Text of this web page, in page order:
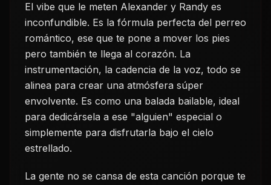
El vibe que le meten Alexander y Randy es
inconfundible. Es la fórmula perfecta del perreo
romántico, ese que te pone a mover los pies
pero también te llega al corazón. La
instrumentación, la cadencia de la voz, todo se
alinea para crear una atmósfera súper
envolvente. Es como una balada bailable, ideal
para dedicársela a ese "alguien" especial o
simplemente para disfrutarla bajo el cielo
estrellado.
La gente no se cansa de esta canción porque te